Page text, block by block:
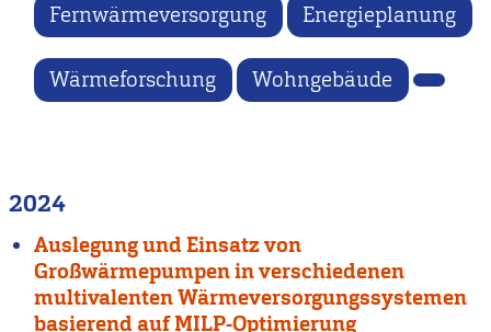
Fernwärmeversorgung Energieplanung
Wärmeforschung Wohngebäude
2024
Auslegung und Einsatz von
Großwärmepumpen in verschiedenen
multivalenten Wärmeversorgungssystemen
basierend auf MILP-Optimierung